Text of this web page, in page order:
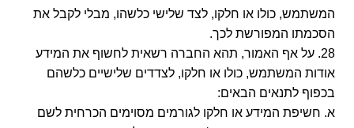
המשתמש, כולו או חלקו, לצד שלישי כלשהו, מבלי לקבל את
הסכמתו המפורשת לכך.
28. על אף האמור, תהא החברה רשאית לחשוף את המידע
אודות המשתמש, כולו או חלקו, לצדדים שלישיים כלשהם
בכפוף לתנאים הבאים:
א. חשיפת המידע או חלקו לגורמים מסוימים הכרחית לשם